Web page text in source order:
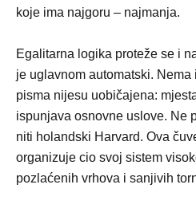
koje ima najgoru – najmanja.
Egalitarna logika proteže se i
je uglavnom automatski.
pisma nijesu uobičajena:
ispunjava osnovne uslove. Ne
niti holandski Harvard. Ova
organizuje cio svoj sistem
pozlaćenih vrhova i sanjivih